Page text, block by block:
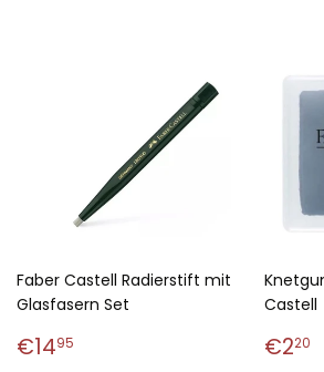
Faber Castell Radierstift mit
Glasfasern Set
Normaler
€1495
Castell
€220